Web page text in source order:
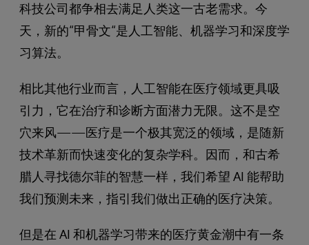
科技公司都争相去满足人类这一古老需求。今
天，新的“甲骨文“是人工智能、机器学习和深度学
习算法。
相比其他行业而言，人工智能在医疗领域更具吸
引力，它在治疗和诊断方面潜力无限。这不是空
穴来风——医疗是一个极其宽泛的领域，是随新
技术革新而快速变化的复杂学科。因而，和古希
腊人寻找德尔菲的智慧一样，我们希望 AI 能帮助
我们预测未来，指引我们做出正确的医疗决策。
但是在 AI 和机器学习带来的医疗黄金潮中有一条